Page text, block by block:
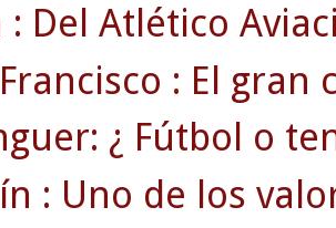
: Del Atlético
: El
¿ Fútbol o
: Uno de los